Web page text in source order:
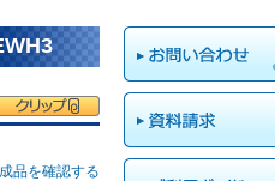
品を確認する